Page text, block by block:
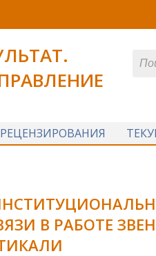
В РАБОТЕ